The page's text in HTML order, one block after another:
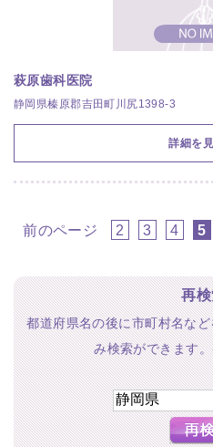
萩原歯科医院
静岡県榛原郡吉田町川尻1398-3
詳細を
前のページ 2 3 4 5
再
都道府県名の後に市町村名な
み検索ができます